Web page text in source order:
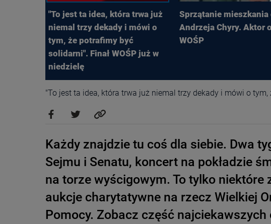
"To jest ta idea, która trwa już
niemal trzy dekady i mówi o
tym, że potrafimy być
solidarni". Finał WOŚP już w
niedzielę
Sprzątanie mieszkania
Andrzeja Chyry. Aktor
WOŚP
"To jest ta idea, która trwa już niemal trzy dekady i mówi o
Każdy znajdzie tu coś dla siebie. Dwa
Sejmu i Senatu, koncert na pokładzie
na torze wyścigowym. To tylko niektóre
aukcje charytatywne na rzecz Wielkiej
Pomocy. Zobacz część